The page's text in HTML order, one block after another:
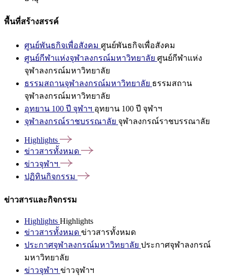
พื้นที่สร้างสรรค์
ศูนย์พันธกิจเพื่อสังคม ศูนย์พันธกิจเพื่อสังคม
ศูนย์กีฬาแห่งจุฬาลงกรณ์มหาวิทยาลัย ศูนย์กีฬาแห่ง
จุฬาลงกรณ์มหาวิทยาลัย
ธรรมสถานจุฬาลงกรณ์มหาวิทยาลัย ธรรมสถาน
จุฬาลงกรณ์มหาวิทยาลัย
อุทยาน 100 ปี จุฬาฯ อุทยาน 100 ปี จุฬาฯ
จุฬาลงกรณ์ราชบรรณาลัย จุฬาลงกรณ์ราชบรรณาลัย
Highlights
ข่าวสารทั้งหมด
ข่าวจุฬาฯ
ปฏิทินกิจกรรม
ข่าวสารและกิจกรรม
Highlights Highlights
ข่าวสารทั้งหมด ข่าวสารทั้งหมด
ประกาศจุฬาลงกรณ์มหาวิทยาลัย ประกาศจุฬาลงกรณ์
มหาวิทยาลัย
ข่าวจุฬาฯ ข่าวจุฬาฯ